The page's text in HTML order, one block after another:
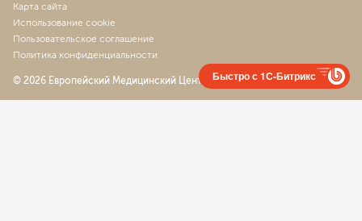
Карта сайта
Использование cookie
Пользовательское соглашение
Политика конфиденциальности
© 2026 Европейский Медицинский Центр Быстро с 1С-Битрикс